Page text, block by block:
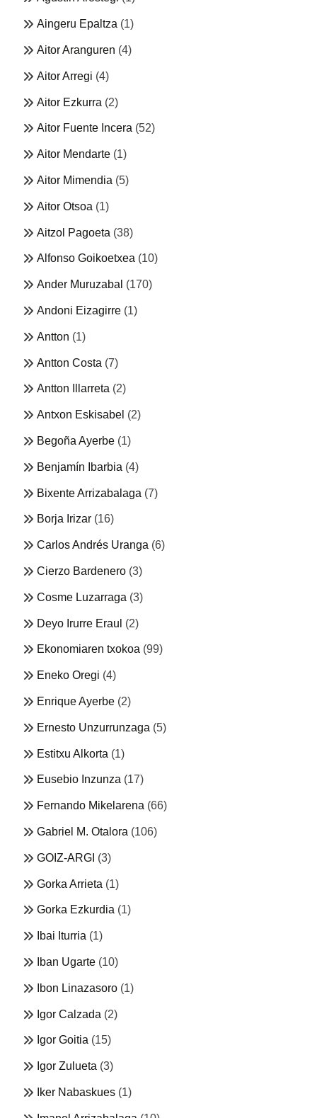
Aingeru Epaltza (1)
Aitor Aranguren (4)
Aitor Arregi (4)
Aitor Ezkurra (2)
Aitor Fuente Incera (52)
Aitor Mendarte (1)
Aitor Mimendia (5)
Aitor Otsoa (1)
Aitzol Pagoeta (38)
Alfonso Goikoetxea (10)
Ander Muruzabal (170)
Andoni Eizagirre (1)
Antton (1)
Antton Costa (7)
Antton Illarreta (2)
Antxon Eskisabel (2)
Begoña Ayerbe (1)
Benjamín Ibarbia (4)
Bixente Arrizabalaga (7)
Borja Irizar (16)
Carlos Andrés Uranga (6)
Cierzo Bardenero (3)
Cosme Luzarraga (3)
Deyo Irurre Eraul (2)
Ekonomiaren txokoa (99)
Eneko Oregi (4)
Enrique Ayerbe (2)
Ernesto Unzurrunzaga (5)
Estitxu Alkorta (1)
Eusebio Inzunza (17)
Fernando Mikelarena (66)
Gabriel M. Otalora (106)
GOIZ-ARGI (3)
Gorka Arrieta (1)
Gorka Ezkurdia (1)
Ibai Iturria (1)
Iban Ugarte (10)
Ibon Linazasoro (1)
Igor Calzada (2)
Igor Goitia (15)
Igor Zulueta (3)
Iker Nabaskues (1)